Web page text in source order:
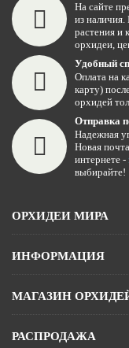
На сайте
из
растения и
орхидеи,
Удобный
Оплата на
карту)
орхидей
Отправка
Надежная
Новая
интернете -
выбирайте!
ОРХИДЕИ МИРА
ИНФОРМАЦИЯ
МАГАЗИН
РАСПРОДАЖА